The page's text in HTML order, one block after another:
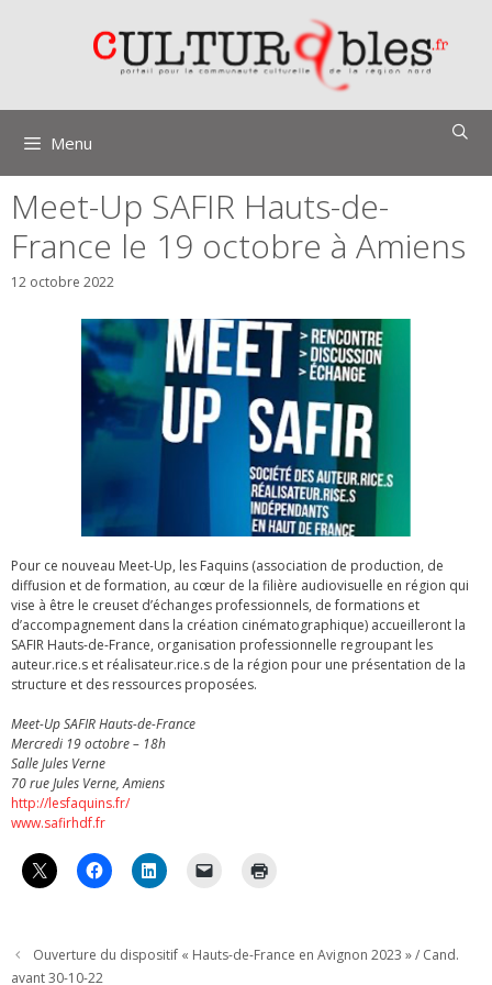
Menu
Meet-Up SAFIR Hauts-de-
France le 19 octobre à Amiens
12 octobre 2022
Pour ce nouveau Meet-Up, les Faquins (association de production, de
diffusion et de formation, au cœur de la filière audiovisuelle en région qui
vise à être le creuset d’échanges professionnels, de formations et
d’accompagnement dans la création cinématographique) accueilleront la
SAFIR Hauts-de-France, organisation professionnelle regroupant les
auteur.rice.s et réalisateur.rice.s de la région pour une présentation de la
structure et des ressources proposées.
Meet-Up SAFIR Hauts-de-France
Mercredi 19 octobre – 18h
Salle Jules Verne
70 rue Jules Verne, Amiens
http://lesfaquins.fr/
www.safirhdf.fr
Ouverture du dispositif « Hauts-de-France en Avignon 2023 » / Cand.
avant 30-10-22